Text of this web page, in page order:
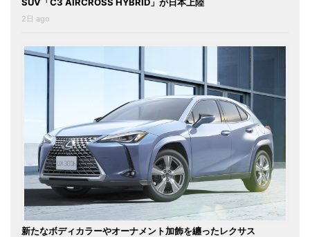
2日 ago
新たなボディカラーやオーナメント加飾を纏ったレクサス